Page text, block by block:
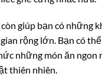
giúp bạn có những
rộng lớn. Bạn có
những món ăn ngon
thiên nhiên.